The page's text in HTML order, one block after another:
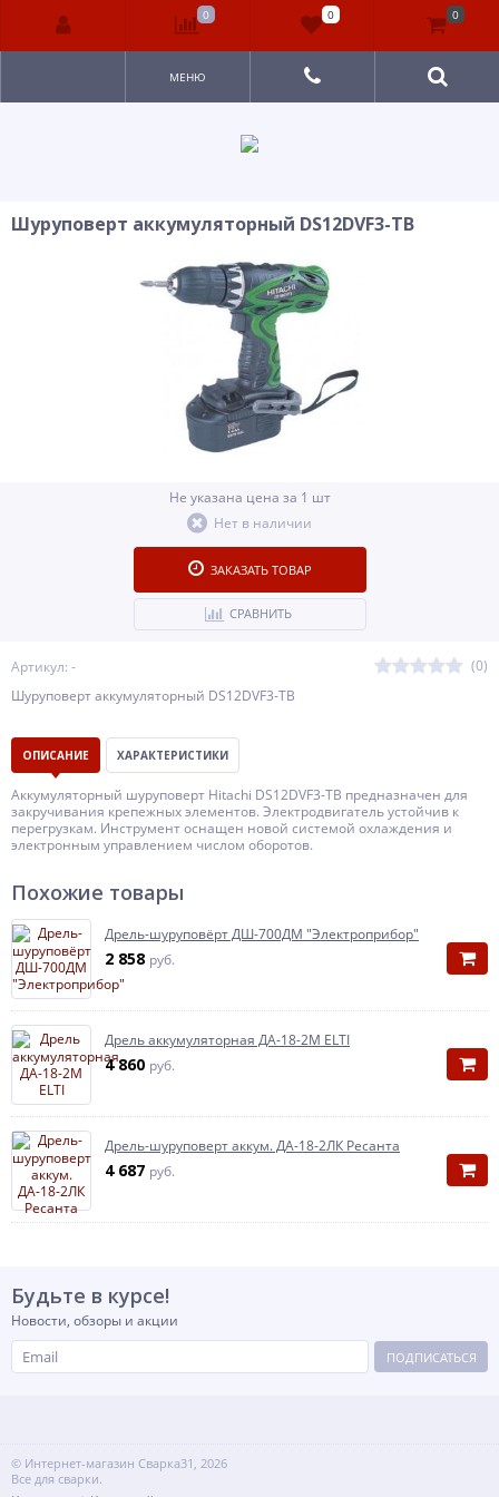
МЕНЮ
Шуруповерт аккумуляторный DS12DVF3-ТВ
Артикул: -
(0)
Шуруповерт аккумуляторный DS12DVF3-ТВ
Не указана цена за 1 шт
Нет в наличии
ЗАКАЗАТЬ ТОВАР
СРАВНИТЬ
ОПИСАНИЕ ХАРАКТЕРИСТИКИ
Аккумуляторный шуруповерт Hitachi DS12DVF3-TB предназначен для
закручивания крепежных элементов. Электродвигатель устойчив к
перегрузкам. Инструмент оснащен новой системой охлаждения и
электронным управлением числом оборотов.
Похожие товары
Дрель-шуруповёрт ДШ-700ДМ "Электроприбор"
2 858 руб.
Дрель аккумуляторная ДА-18-2М ELTI
4 860 руб.
Дрель-шуруповерт аккум. ДА-18-2ЛК Ресанта
4 687 руб.
Будьте в курсе!
Новости, обзоры и акции
ПОДПИСАТЬСЯ
© Интернет-магазин Сварка31, 2026
Все для сварки.
0 0 0